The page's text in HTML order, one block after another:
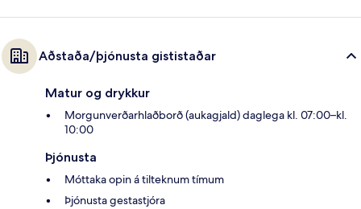
Aðstaða/þjónusta gististaðar
Matur og drykkur
Morgunverðarhlaðborð (aukagjald) daglega kl. 07:00–kl.
10:00
Þjónusta
Móttaka opin á tilteknum tímum
Þjónusta gestastjóra